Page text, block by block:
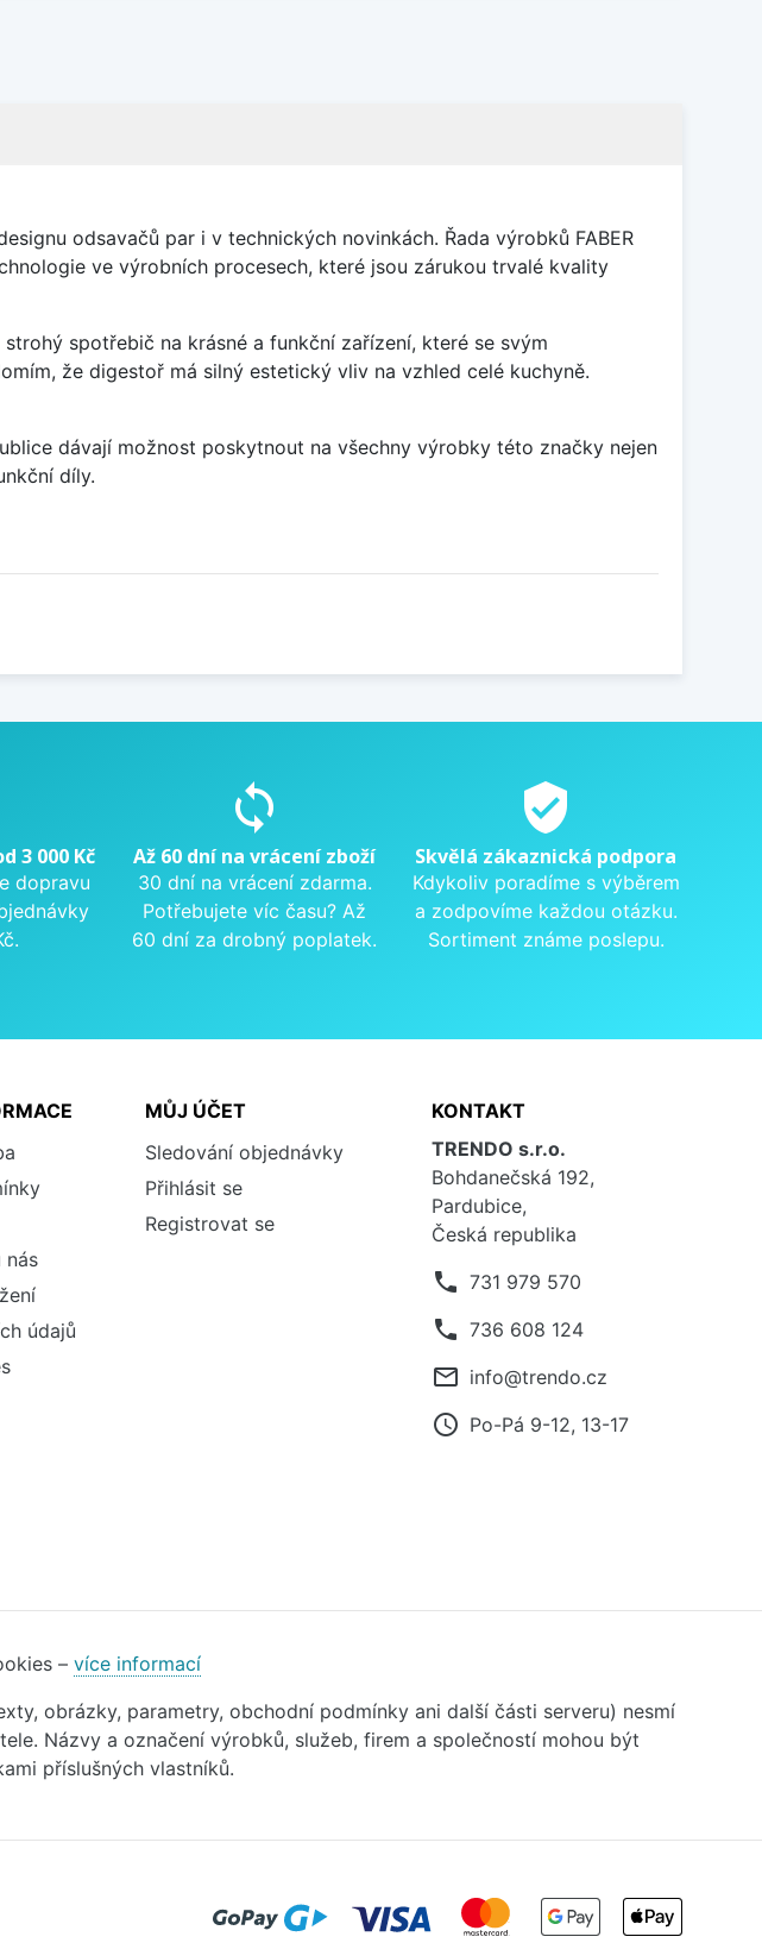
odsavačů par i v technických novinkách. Řada výrobků FABER
ve výrobních procesech, které jsou zárukou trvalé kvality
spotřebič na krásné a funkční zařízení, které se svým
že digestoř má silný estetický vliv na vzhled celé kuchyně.
dávají možnost poskytnout na všechny výrobky této značky nejen
díly.
3 000 Kč
dopravu
sync
Až 60 dní na vrácení zboží
30 dní na vrácení zdarma.
Potřebujete víc času? Až
60 dní za drobný poplatek.
verified_user
Skvělá zákaznická podpora
Kdykoliv poradíme s výběrem
a zodpovíme každou otázku.
Sortiment známe poslepu.
nás
údajů
MŮJ ÚČET
Sledování objednávky
Přihlásit se
Registrovat se
KONTAKT
TRENDO s.r.o.
Bohdanečská 192,
Pardubice,
Česká republika
phone 731 979 570
phone 736 608 124
mail_outline info@trendo.cz
access_time Po-Pá 9-12, 13-17
– více informací
obrázky, parametry, obchodní podmínky ani další části serveru) nesmí
Názvy a označení výrobků, služeb, firem a společností mohou být
příslušných vlastníků.